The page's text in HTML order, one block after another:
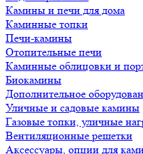
Камины и печи для дома
Каминные топки
Печи-камины
Отопительные печи
Каминные облицовки и
Биокамины
Дополнительное
Уличные и садовые камины
Газовые топки, уличные
Вентиляционные решетки
Аксессуары, опции для